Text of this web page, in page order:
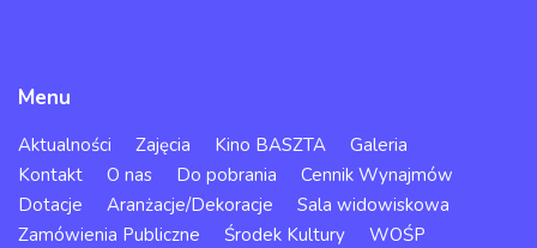
Menu
Aktualności Zajęcia Kino BASZTA
Galeria
Kontakt
O nas Do pobrania
Cennik Wynajmów
Dotacje
Aranżacje/Dekoracje
Sala widowiskowa
Zamówienia Publiczne
Środek Kultury
WOŚP